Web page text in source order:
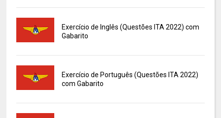
Exercício de Inglês (Questões ITA 2022) com
Gabarito
Exercício de Português (Questões ITA 2022)
com Gabarito